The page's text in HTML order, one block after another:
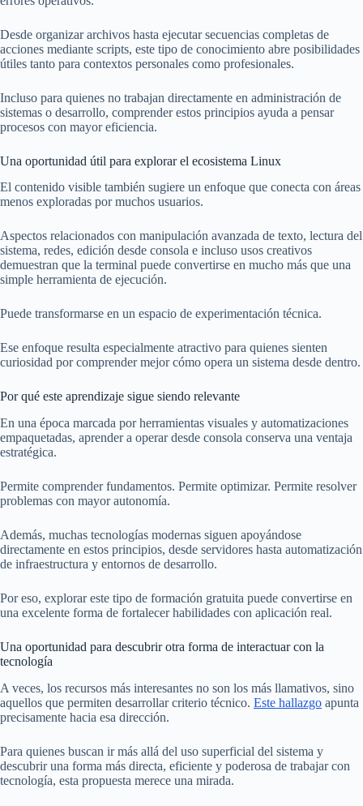
Desde organizar archivos hasta ejecutar secuencias completas de
acciones mediante scripts, este tipo de conocimiento abre posibilidades
útiles tanto para contextos personales como profesionales.
Incluso para quienes no trabajan directamente en administración de
sistemas o desarrollo, comprender estos principios ayuda a pensar
procesos con mayor eficiencia.
Una oportunidad útil para explorar el ecosistema Linux
El contenido visible también sugiere un enfoque que conecta con áreas
menos exploradas por muchos usuarios.
Aspectos relacionados con manipulación avanzada de texto, lectura del
sistema, redes, edición desde consola e incluso usos creativos
demuestran que la terminal puede convertirse en mucho más que una
simple herramienta de ejecución.
Puede transformarse en un espacio de experimentación técnica.
Ese enfoque resulta especialmente atractivo para quienes sienten
curiosidad por comprender mejor cómo opera un sistema desde dentro.
Por qué este aprendizaje sigue siendo relevante
En una época marcada por herramientas visuales y automatizaciones
empaquetadas, aprender a operar desde consola conserva una ventaja
estratégica.
Permite comprender fundamentos. Permite optimizar. Permite resolver
problemas con mayor autonomía.
Además, muchas tecnologías modernas siguen apoyándose
directamente en estos principios, desde servidores hasta automatización
de infraestructura y entornos de desarrollo.
Por eso, explorar este tipo de formación gratuita puede convertirse en
una excelente forma de fortalecer habilidades con aplicación real.
Una oportunidad para descubrir otra forma de interactuar con la
tecnología
A veces, los recursos más interesantes no son los más llamativos, sino
aquellos que permiten desarrollar criterio técnico. Este hallazgo apunta
precisamente hacia esa dirección.
Para quienes buscan ir más allá del uso superficial del sistema y
descubrir una forma más directa, eficiente y poderosa de trabajar con
tecnología, esta propuesta merece una mirada.